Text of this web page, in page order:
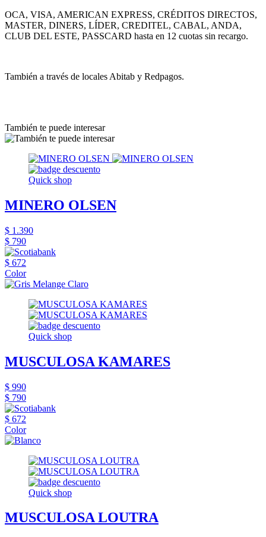
OCA, VISA, AMERICAN EXPRESS, CRÉDITOS DIRECTOS,
MASTER, DINERS, LÍDER, CREDITEL, CABAL, ANDA,
CLUB DEL ESTE, PASSCARD hasta en 12 cuotas sin recargo.
También a través de locales Abitab y Redpagos.
También te puede interesar
Quick shop
MINERO OLSEN
$ 1.390
$ 790
$ 672
Color
Quick shop
MUSCULOSA KAMARES
$ 990
$ 790
$ 672
Color
Quick shop
MUSCULOSA LOUTRA